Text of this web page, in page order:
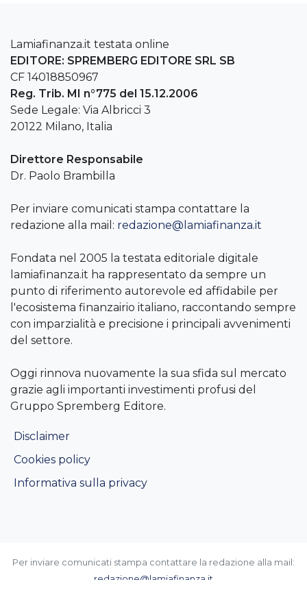
Lamiafinanza.it testata online
EDITORE: SPREMBERG EDITORE SRL SB
CF 14018850967
Reg. Trib. MI n°775 del 15.12.2006
Sede Legale: Via Albricci 3
20122 Milano, Italia
Direttore Responsabile
Dr. Paolo Brambilla
Per inviare comunicati stampa contattare la
redazione alla mail: redazione@lamiafinanza.it
Fondata nel 2005 la testata editoriale digitale
lamiafinanza.it ha rappresentato da sempre un
punto di riferimento autorevole ed affidabile per
l'ecosistema finanzairio italiano, raccontando sempre
con imparzialità e precisione i principali avvenimenti
del settore.
Oggi rinnova nuovamente la sua sfida sul mercato
grazie agli importanti investimenti profusi del
Gruppo Spremberg Editore.
Disclaimer
Cookies policy
Informativa sulla privacy
Per inviare comunicati stampa contattare la redazione alla mail:
redazione@lamiafinanza.it